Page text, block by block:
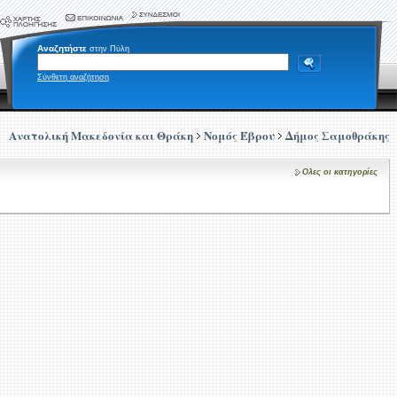
Αναζητήστε στην Πύλη
Σύνθετη αναζήτηση
Ανατολική Μακεδονία και Θράκη Νομός Έβρου Δήμος Σαμοθράκης
Ολες οι κατηγορίες